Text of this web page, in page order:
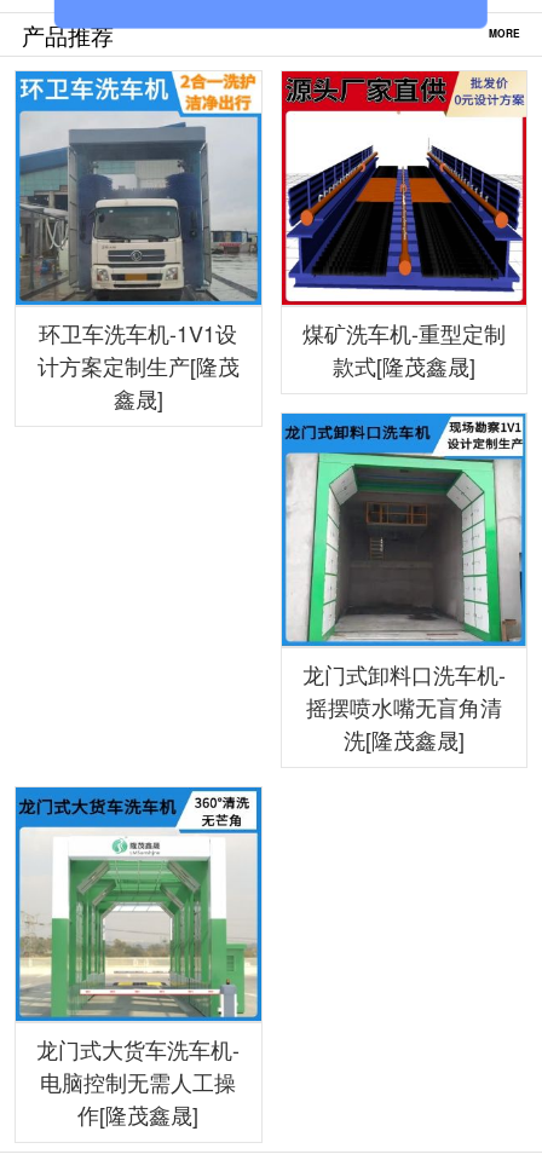
产品推荐 MORE
环卫车洗车机-1V1设
计方案定制生产[隆茂
鑫晟]
煤矿洗车机-重型定制
款式[隆茂鑫晟]
龙门式卸料口洗车机-
摇摆喷水嘴无盲角清
洗[隆茂鑫晟]
龙门式大货车洗车机-
电脑控制无需人工操
作[隆茂鑫晟]